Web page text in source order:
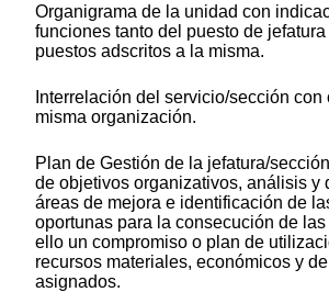
Organigrama de la unidad con
funciones tanto del puesto de
puestos adscritos a la misma.
Interrelación del servicio/sección
misma organización.
Plan de Gestión de la jefatura/
de objetivos organizativos, análisis y
áreas de mejora e identificación de
oportunas para la consecución de
ello un compromiso o plan de
recursos materiales, económicos y de
asignados.